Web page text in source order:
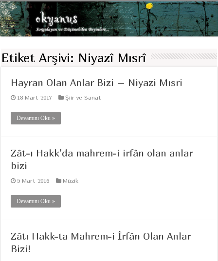
Etiket Arşivi: Niyazî Mısrî
Hayran Olan Anlar Bizi – Niyazi Mısri
18 Mart 2017 Şiir ve Sanat
Devamını Oku »
Zât-ı Hakk’da mahrem-i irfân olan anlar
bizi
5 Mart 2016 Müzik
Devamını Oku »
Zâtı Hakk-ta Mahrem-i İrfân Olan Anlar
Bizi!